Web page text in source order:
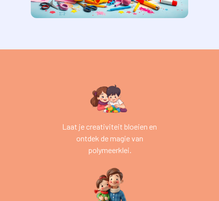
Laat je creativiteit bloeien en
ontdek de magie van
polymeerklei.